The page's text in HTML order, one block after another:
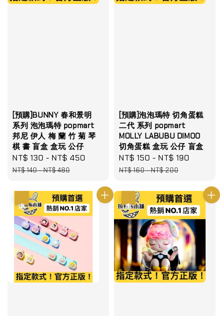
[預購]BUNNY 春和景明
系列 泡泡瑪特 popmart
邦尼 伊人 梅 蘭 竹 菊 琴
棋 書 盲盒 盒玩 公仔
Sale
price
NT$ 130 -NT$ 450
NT$ 140-NT$ 480
[預購]泡泡瑪特 切角蛋糕
二代 系列 popmart
MOLLY LABUBU DIMOO
切角蛋糕 盒玩 公仔 盲盒
Sale
price
NT$ 150 -NT$ 190
NT$ 160-NT$ 200